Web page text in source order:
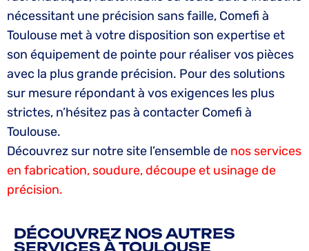
nécessitant une précision sans faille, Comefi à
Toulouse met à votre disposition son expertise et
son équipement de pointe pour réaliser vos pièces
avec la plus grande précision. Pour des solutions
sur mesure répondant à vos exigences les plus
strictes, n’hésitez pas à contacter Comefi à
Toulouse.
Découvrez sur notre site l’ensemble de nos services
en fabrication, soudure, découpe et usinage de
précision.
DÉCOUVREZ NOS AUTRES
SERVICES À TOULOUSE